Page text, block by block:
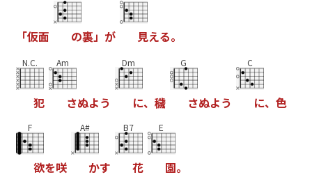
「仮面 の裏」 が 見える。
N.C.
犯
Am
さぬよう
Dm
に、 穢
G
さぬよう
C
に、 色
F
欲を咲
A#
かす
B7
花
E
園。